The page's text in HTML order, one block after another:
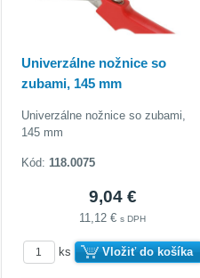
Univerzálne nožnice so
zubami, 145 mm
Univerzálne nožnice so zubami,
145 mm
Kód: 118.0075
9,04 €
11,12 €s DPH
ks Vložiť do košíka